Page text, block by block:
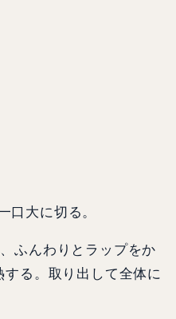
口大に切る。
ふんわりとラップをか
る。取り出して全体に